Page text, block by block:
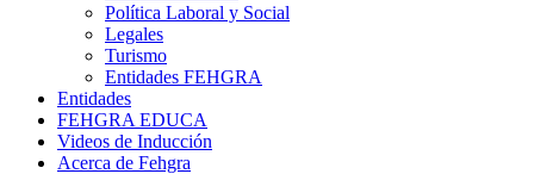
Política Laboral y Social
Legales
Turismo
Entidades FEHGRA
Entidades
FEHGRA EDUCA
Videos de Inducción
Acerca de Fehgra